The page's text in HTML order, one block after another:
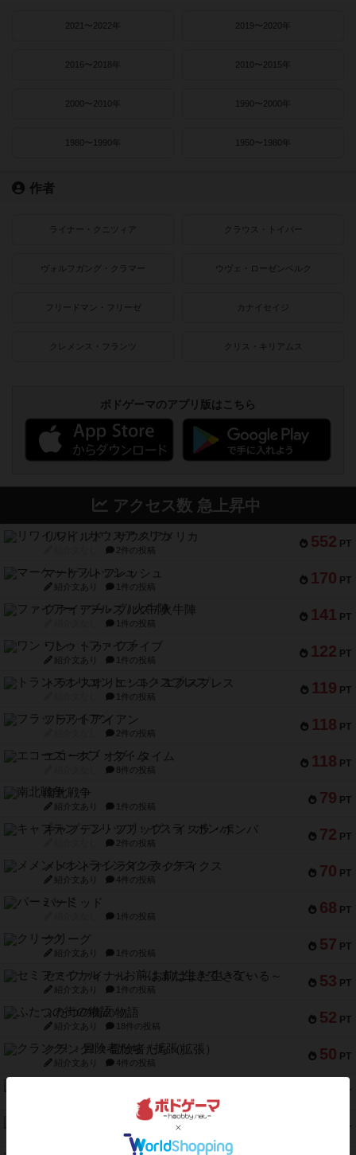
2021〜2022年 2019〜2020年
2016〜2018年 2010〜2015年
2000〜2010年 1990〜2000年
1980〜1990年 1950〜1980年
作者
ライナー・クニツィア クラウス・トイバー
ヴォルフガング・クラマー ウヴェ・ローゼンベルク
フリードマン・フリーゼ カナイセイジ
クレメンス・フランツ クリス・キリアムス
ボドゲーマのアプリ版はこちら
アクセス数 急上昇中
552 PT
リワイルド：サウスアメリカ
2件の投稿
170 PT
マーケットフレッシュ
紹介文あり 1件の投稿
141 PT
ファイアー・ブルズ / 火牛陣
1件の投稿
122 PT
ワン・トゥ・ファイブ
紹介文あり 1件の投稿
119 PT
トランスオリエント・エクスプレス
1件の投稿
118 PT
フラットアイアン
2件の投稿
118 PT
エコーズ・オブ・タイム
8件の投稿
79 PT
南北戦争
紹介文あり 1件の投稿
72 PT
キャプテン・フリップ：イスラ・ボンバ
2件の投稿
70 PT
メメントオンラインタクティクス
紹介文あり 4件の投稿
68 PT
パーミッド
1件の投稿
57 PT
クリーグ
紹介文あり 1件の投稿
53 PT
セミファイナル ～お前はまだ生きている～
紹介文あり 1件の投稿
52 PT
ふたつの街の物語
紹介文あり 18件の投稿
50 PT
クランク! ：冒険者たち（拡張）
紹介文あり 4件の投稿
PT
1件の投稿
PT
スターマイン・ラミー ポケット
2件の投稿